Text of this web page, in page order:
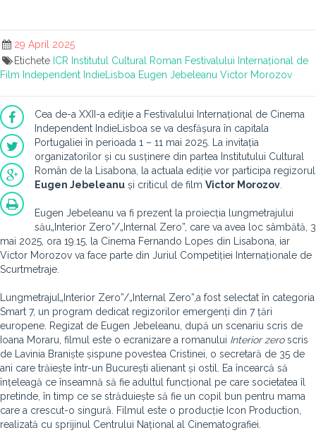
29 April 2025
Etichete ICR Institutul Cultural Roman Festivalului Internațional de
Film Independent IndieLisboa Eugen Jebeleanu Victor Morozov
Cea de-a XXII-a ediţie a Festivalului Internațional de Cinema
Independent IndieLisboa se va desfășura în capitala
Portugaliei în perioada 1 – 11 mai 2025. La invitația
organizatorilor și cu susținere din partea Institutului Cultural
Român de la Lisabona, la actuala ediție vor participa regizorul
Eugen Jebeleanu și criticul de film Victor Morozov
Eugen Jebeleanu va fi prezent la proiecția lungmetrajului
său„Interior Zero”/„Internal Zero”, care va avea loc sâmbătă, 3
mai 2025, ora 19.15, la Cinema Fernando Lopes din Lisabona, iar
Victor Morozov va face parte din Juriul Competiției Internaționale de
Scurtmetraje.
Lungmetrajul„Interior Zero”/„Internal Zero”,a fost selectat în categoria
Smart 7, un program dedicat regizorilor emergenți din 7 țări
europene. Regizat de Eugen Jebeleanu, după un scenariu scris de
Ioana Moraru, filmul este o ecranizare a romanului Interior zeroscris
de Lavinia Braniște șispune povestea Cristinei, o secretară de 35 de
ani care trăiește într-un București alienant și ostil. Ea încearcă să
înțeleagă ce înseamnă să fie adultul funcțional pe care societatea îl
pretinde, în timp ce se străduiește să fie un copil bun pentru mama
care a crescut-o singură. Filmul este o producție Icon Production,
realizată cu sprijinul Centrului Național al Cinematografiei.